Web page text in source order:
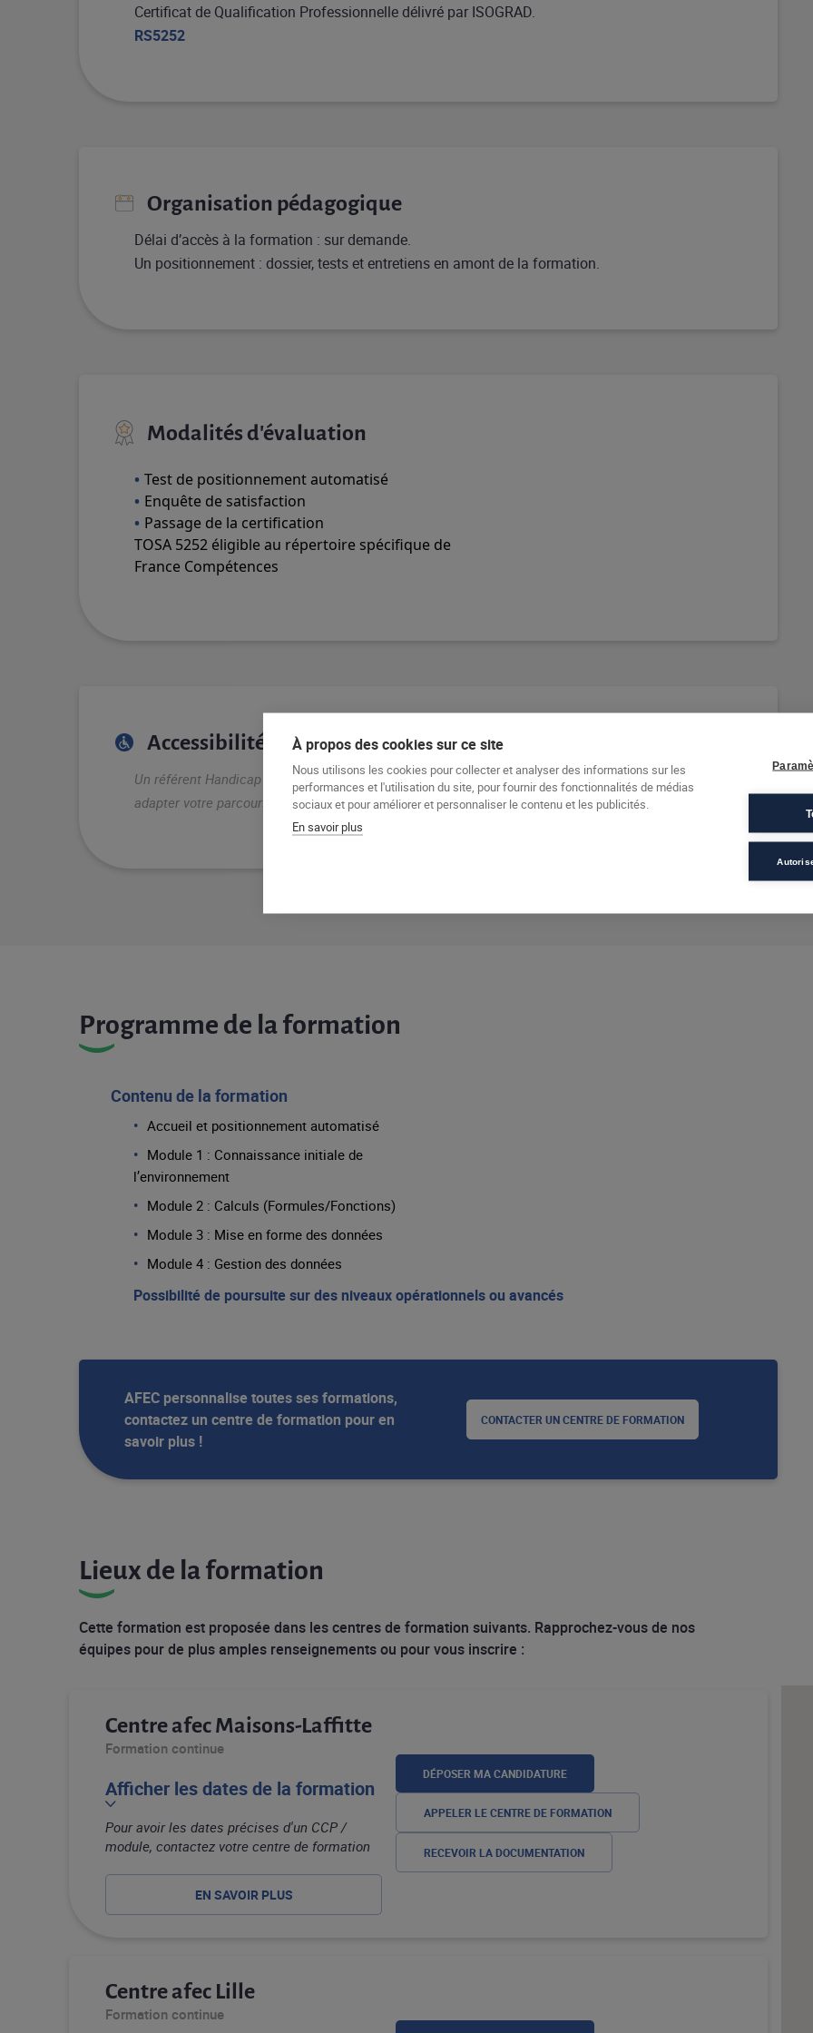
Certificat de Qualification Professionnelle délivré par ISOGRAD.
RS5252
Organisation pédagogique
Délai d’accès à la formation : sur demande.
Un positionnement : dossier, tests et entretiens en amont de la formation.
Modalités d'évaluation
Test de positionnement automatisé
Enquête de satisfaction
Passage de la certification
TOSA 5252 éligible au répertoire spécifique de
France Compétences
Accessibilité aux Personnes relevant de handicap
Un référent Handicap est disponible au sein de notre structure pour vous conseiller et
adapter votre parcours.
Programme de la formation
Contenu de la formation
Accueil et positionnement automatisé
Module 1 : Connaissance initiale de
l’environnement
Module 2 : Calculs (Formules/Fonctions)
Module 3 : Mise en forme des données
Module 4 : Gestion des données
Possibilité de poursuite sur des niveauxopérationnels ou avancés
AFEC personnalise toutes ses formations,
contactez un centre de formation pour en
savoir plus !
CONTACTER UN CENTRE DE FORMATION
Lieux de la formation
Cette formation est proposée dans les centres de formation suivants. Rapprochez-vous de nos
équipes pour de plus amples renseignements ou pour vous inscrire :
Centre afec Maisons-Laffitte
Formation continue
Afficher les dates de la formation
Pour avoir les dates précises d'un CCP /
module, contactez votre centre de formation
EN SAVOIR PLUS
DÉPOSER MA CANDIDATURE
APPELER LE CENTRE DE FORMATION
RECEVOIR LA DOCUMENTATION
Centre afec Lille
Formation continue
À propos des cookies sur ce site
Nous utilisons les cookies pour collecter et analyser des informations sur les
performances et l'utilisation du site, pour fournir des fonctionnalités de médias
sociaux et pour améliorer et personnaliser le contenu et les publicités.
En savoir plus